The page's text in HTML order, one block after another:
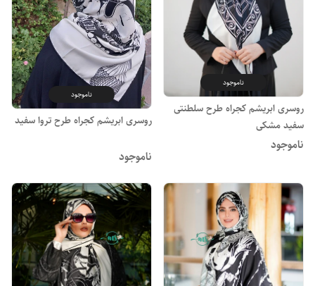
ناموجود
روسری ابریشم کجراه طرح سلطنتی
سفید مشکی
ناموجود
ناموجود
روسری ابریشم کجراه طرح تروا سفید
ناموجود